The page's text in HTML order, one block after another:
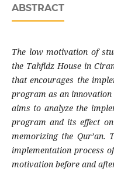
ABSTRACT
The low motivation of
the Tahfidz House in
that encourages the
program as an
aims to analyze the
program and its effect
memorizing the Qur’an.
implementation process
motivation before and